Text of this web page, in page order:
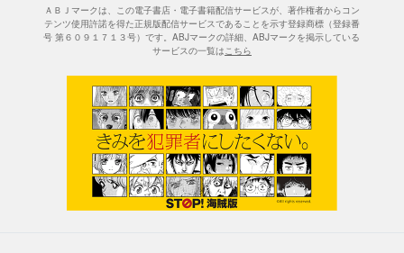
ＡＢＪマークは、この電子書店・電子書籍配信サービスが、著作権者からコン
テンツ使用許諾を得た正規版配信サービスであることを示す登録商標（登録番
号 第６０９１７１３号）です。ABJマークの詳細、ABJマークを掲示している
サービスの一覧はこちら